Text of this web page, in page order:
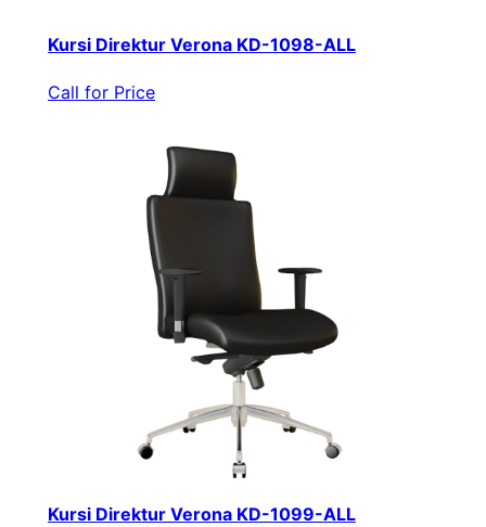
Kursi Direktur Verona KD-1098-ALL
Call for Price
Kursi Direktur Verona KD-1099-ALL